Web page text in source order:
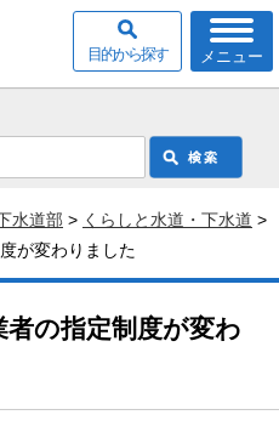
メニュー
目的から探す
水道部 > くらしと水道・下水道 >
が変わりました
の指定制度が変わ